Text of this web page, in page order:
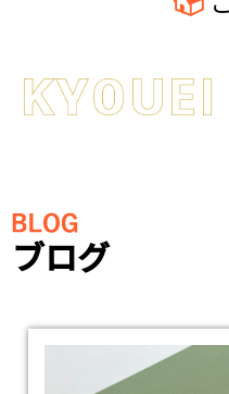
ブログ